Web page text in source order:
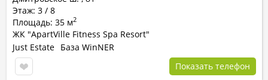
Этаж: 3 / 8
Площадь: 35 м2
ЖК "ApartVille Fitness Spa Resort"
Just Estate База WinNER
Показать телефон